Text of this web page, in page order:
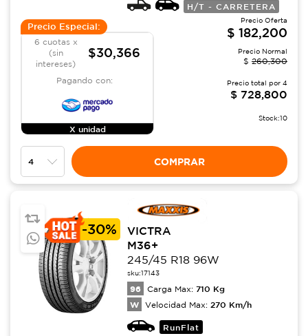
H/T - CARRETERA
Precio Especial:
6 cuotas x
(sin
intereses)
$30,366
Pagando con:
X unidad
Precio Oferta
$ 182,200
Precio Normal
$ 260,300
Precio total por 4
$ 728,800
Stock:10
COMPRAR
-30%
VICTRA
M36+
245/45 R18 96W
sku:17143
96 Carga Max: 710 Kg
W Velocidad Max: 270 Km/h
RunFlat